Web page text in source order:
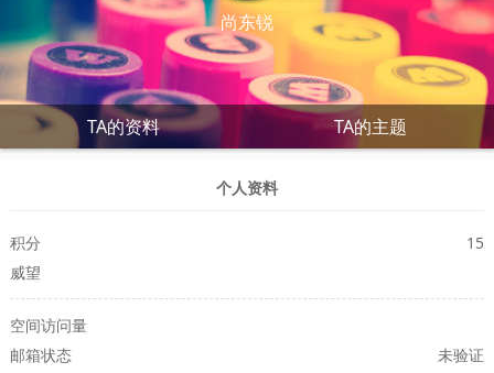
尚东锐
TA的资料 TA的主题
个人资料
积分
15
威望
空间访问量
邮箱状态
未验证